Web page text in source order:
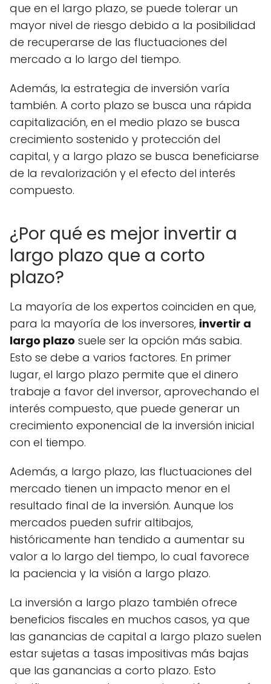
que en el largo plazo, se puede tolerar un
mayor nivel de riesgo debido a la posibilidad
de recuperarse de las fluctuaciones del
mercado a lo largo del tiempo.
Además, la estrategia de inversión varía
también. A corto plazo se busca una rápida
capitalización, en el medio plazo se busca
crecimiento sostenido y protección del
capital, y a largo plazo se busca beneficiarse
de la revalorización y el efecto del interés
compuesto.
¿Por qué es mejor invertir a
largo plazo que a corto
plazo?
La mayoría de los expertos coinciden en que,
para la mayoría de los inversores, invertir a
largo plazo suele ser la opción más sabia.
Esto se debe a varios factores. En primer
lugar, el largo plazo permite que el dinero
trabaje a favor del inversor, aprovechando el
interés compuesto, que puede generar un
crecimiento exponencial de la inversión inicial
con el tiempo.
Además, a largo plazo, las fluctuaciones del
mercado tienen un impacto menor en el
resultado final de la inversión. Aunque los
mercados pueden sufrir altibajos,
históricamente han tendido a aumentar su
valor a lo largo del tiempo, lo cual favorece
la paciencia y la visión a largo plazo.
La inversión a largo plazo también ofrece
beneficios fiscales en muchos casos, ya que
las ganancias de capital a largo plazo suelen
estar sujetas a tasas impositivas más bajas
que las ganancias a corto plazo. Esto